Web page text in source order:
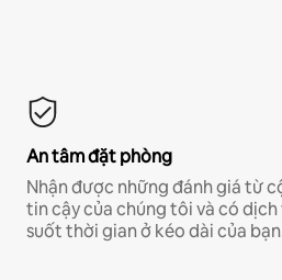
An tâm đặt phòng
Nhận được những đánh giá từ
tin cậy của chúng tôi và có
suốt thời gian ở kéo dài của